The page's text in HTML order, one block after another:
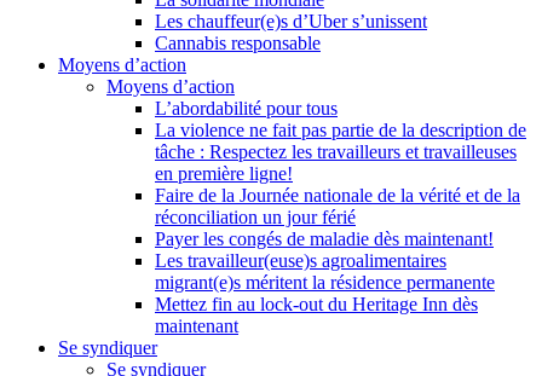
Les chauffeur(e)s d’Uber s’unissent
Cannabis responsable
Moyens d’action
Moyens d’action
L’abordabilité pour tous
La violence ne fait pas partie de la description de
tâche : Respectez les travailleurs et travailleuses
en première ligne!
Faire de la Journée nationale de la vérité et de la
réconciliation un jour férié
Payer les congés de maladie dès maintenant!
Les travailleur(euse)s agroalimentaires
migrant(e)s méritent la résidence permanente
Mettez fin au lock-out du Heritage Inn dès
maintenant
Se syndiquer
Se syndiquer